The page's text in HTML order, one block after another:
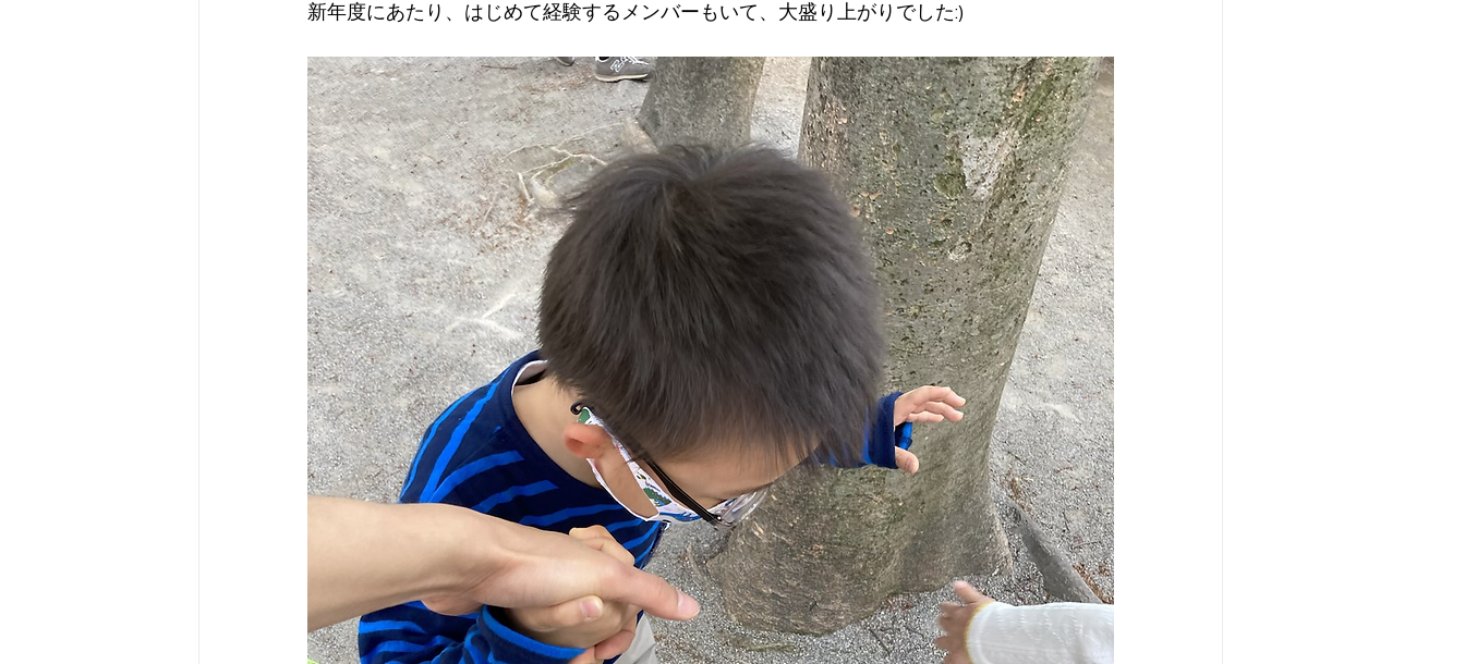
新年度にあたり、はじめて経験するメンバーもいて、大盛り上がりでした:)